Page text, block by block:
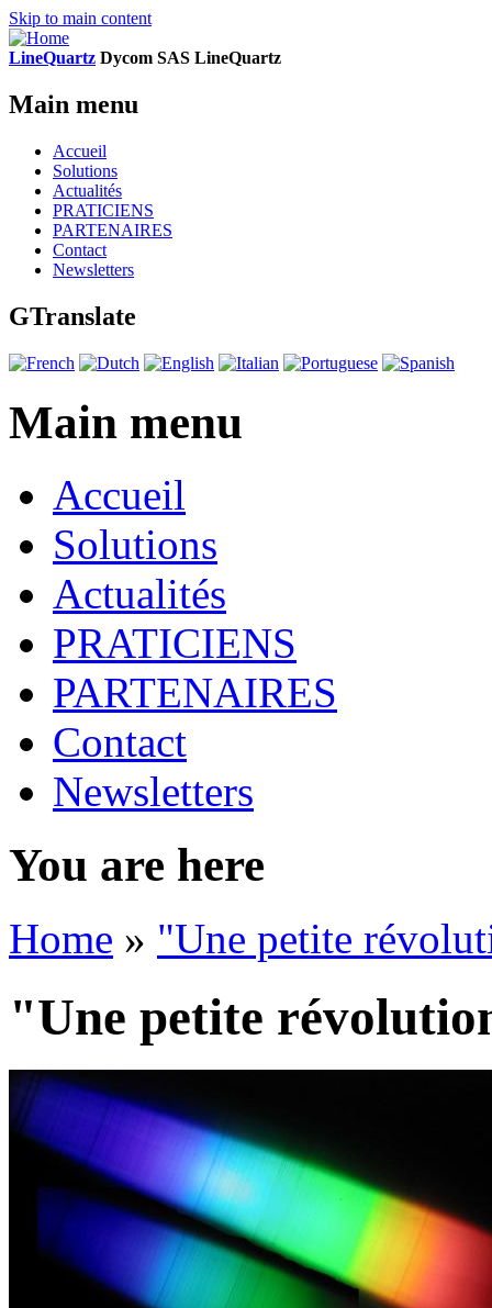
Skip to main content
LineQuartz Dycom SAS LineQuartz
Main menu
Accueil
Solutions
Actualités
PRATICIENS
PARTENAIRES
Contact
Newsletters
GTranslate
Main menu
Accueil
Solutions
Actualités
PRATICIENS
PARTENAIRES
Contact
Newsletters
You are here
Home » "Une petite
"Une petite